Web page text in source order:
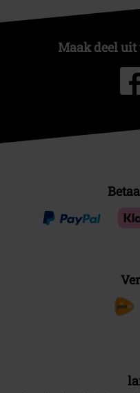
Maak deel